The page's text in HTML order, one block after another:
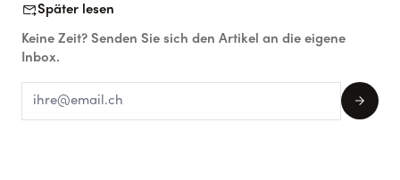
forward_to_inboxSpäter lesen
Keine Zeit? Senden Sie sich den Artikel an die eigene
Inbox.
arrow_forward